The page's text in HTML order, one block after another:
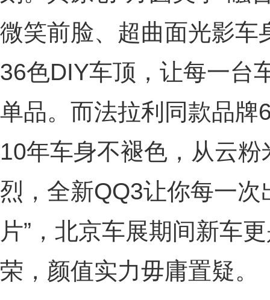
微笑前脸、超曲面光影车
36色DIY车顶，让每一台
单品。而法拉利同款品牌
10年车身不褪色，从云
烈，全新QQ3让你每一次
片”，北京车展期间新车
荣，颜值实力毋庸置疑。